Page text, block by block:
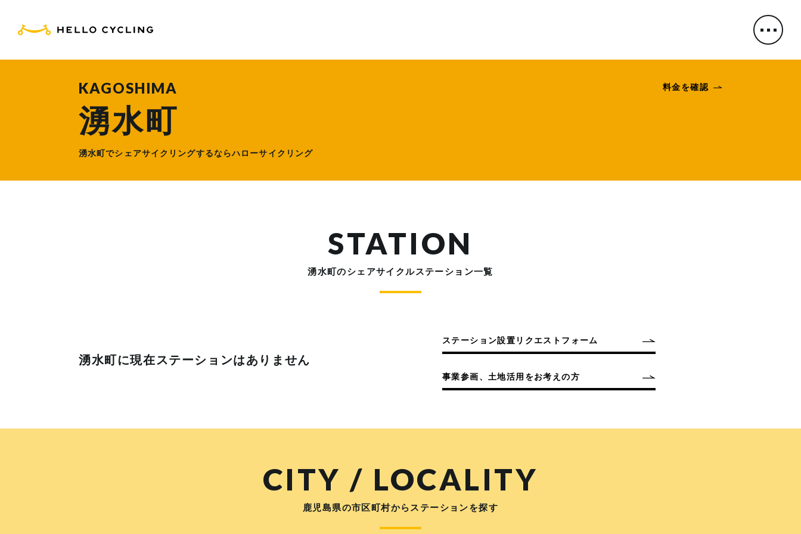
KAGOSHIMA
湧水町
湧水町でシェアサイクリングするならハローサイクリング
料金を確認
STATION
湧水町のシェアサイクルステーション一覧
湧水町に現在ステーションはありません
ステーション設置リクエストフォーム
事業参画、土地活用をお考えの方
CITY / LOCALITY
鹿児島県の市区町村からステーションを探す